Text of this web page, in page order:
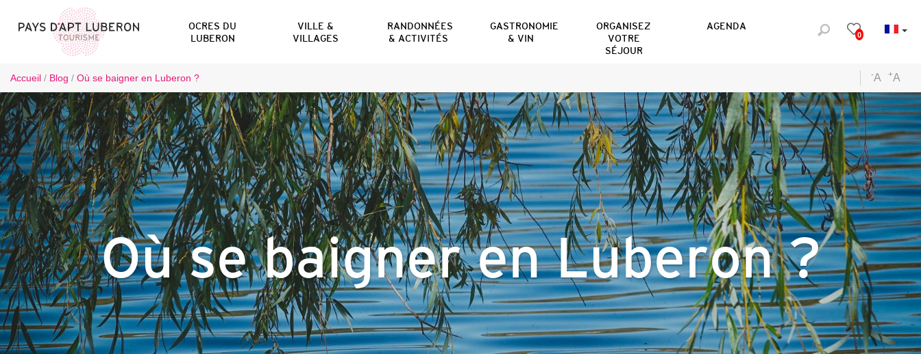
0
OCRES DU
LUBERON
VILLE &
VILLAGES
RANDONNÉES
& ACTIVITÉS
GASTRONOMIE
& VIN
ORGANISEZ
VOTRE
SÉJOUR
AGENDA
Accueil / Blog / Où se baigner en Luberon ? -A +A
Où se baigner en Luberon ?